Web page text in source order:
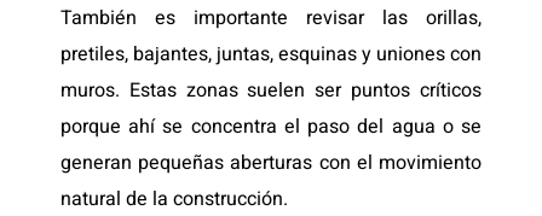
También es importante revisar las orillas,
pretiles, bajantes, juntas, esquinas y uniones con
muros. Estas zonas suelen ser puntos críticos
porque ahí se concentra el paso del agua o se
generan pequeñas aberturas con el movimiento
natural de la construcción.